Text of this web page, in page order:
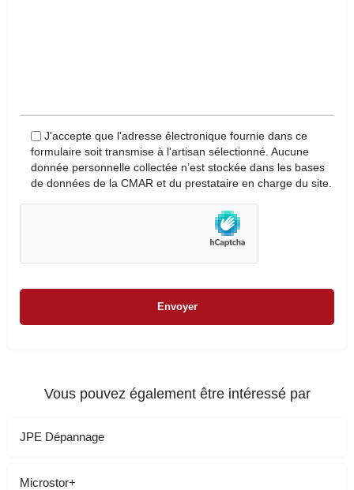
J'accepte que l'adresse électronique fournie dans ce
formulaire soit transmise à l'artisan sélectionné. Aucune
donnée personnelle collectée n’est stockée dans les bases
de données de la CMAR et du prestataire en charge du site.
Vous pouvez également être intéressé par
JPE Dépannage
Microstor+